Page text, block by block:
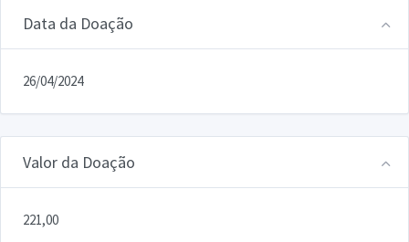
Data da Doação
26/04/2024
Valor da Doação
221,00